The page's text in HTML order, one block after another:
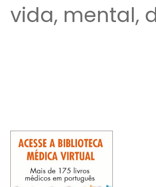
vida, mental,